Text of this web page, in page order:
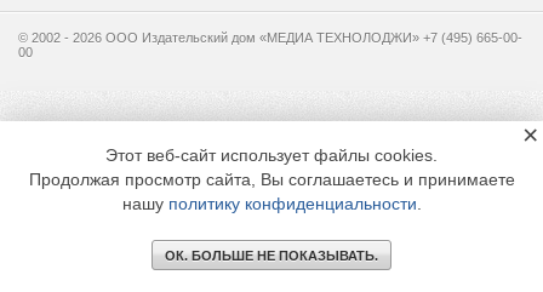
© 2002 - 2026 OOO Издательский дом «МЕДИА ТЕХНОЛОДЖИ» +7 (495) 665-00-
00
Этот веб-сайт использует файлы cookies.
Продолжая просмотр сайта, Вы соглашаетесь и принимаете
нашу политику конфиденциальности
ОК. БОЛЬШЕ НЕ ПОКАЗЫВАТЬ.
×